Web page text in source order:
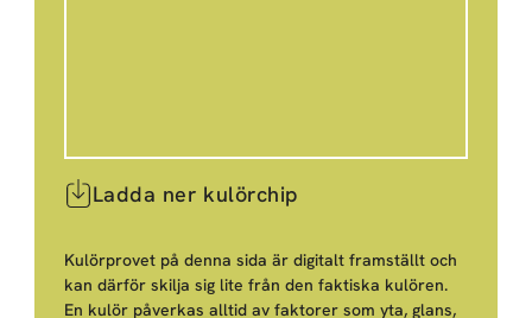
Ladda ner kulörchip
Kulörprovet på denna sida är digitalt framställt och
kan därför skilja sig lite från den faktiska kulören.
En kulör påverkas alltid av faktorer som yta, glans,